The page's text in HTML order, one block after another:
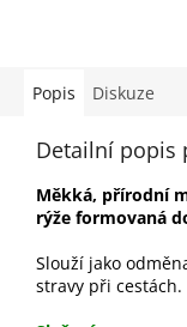
Popis Diskuze
Detailní popis
Měkká, přírodní
rýže formovaná
Slouží jako
stravy při cestách.